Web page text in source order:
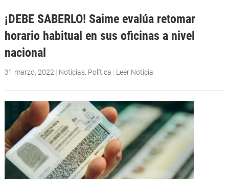
¡DEBE SABERLO! Saime evalúa retomar
horario habitual en sus oficinas a nivel
nacional
31 marzo, 2022 | Noticias, Política | Leer Noticia